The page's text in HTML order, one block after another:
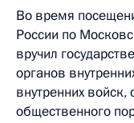
Во время
России по
вручил
органов
внутренних
общественного